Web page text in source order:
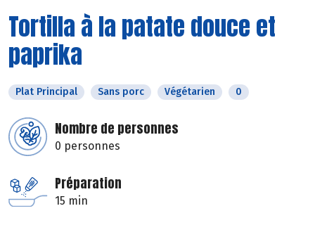
Tortilla à la patate douce et
paprika
Plat Principal Sans porc Végétarien 0
Nombre de personnes
0 personnes
Préparation
15 min